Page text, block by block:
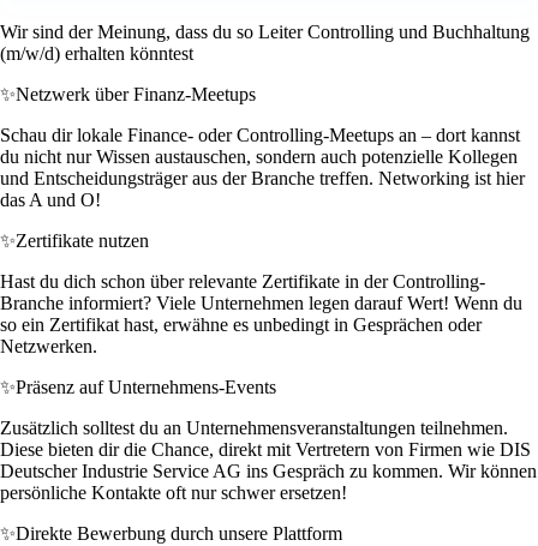
Wir sind der Meinung, dass du so Leiter Controlling und Buchhaltung
(m/w/d) erhalten könntest
✨Netzwerk über Finanz-Meetups
Schau dir lokale Finance- oder Controlling-Meetups an – dort kannst
du nicht nur Wissen austauschen, sondern auch potenzielle Kollegen
und Entscheidungsträger aus der Branche treffen. Networking ist hier
das A und O!
✨Zertifikate nutzen
Hast du dich schon über relevante Zertifikate in der Controlling-
Branche informiert? Viele Unternehmen legen darauf Wert! Wenn du
so ein Zertifikat hast, erwähne es unbedingt in Gesprächen oder
Netzwerken.
✨Präsenz auf Unternehmens-Events
Zusätzlich solltest du an Unternehmensveranstaltungen teilnehmen.
Diese bieten dir die Chance, direkt mit Vertretern von Firmen wie DIS
Deutscher Industrie Service AG ins Gespräch zu kommen. Wir können
persönliche Kontakte oft nur schwer ersetzen!
✨Direkte Bewerbung durch unsere Plattform